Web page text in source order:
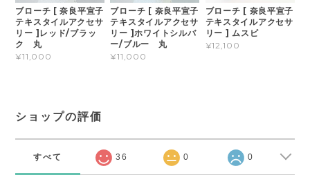
ブローチ [ 奈良平宣子
テキスタイルアクセサ
リー ]レッド/ブラッ
ク 丸
¥11,000
ブローチ [ 奈良平宣子
テキスタイルアクセサ
リー ]ホワイトシルバ
ー/ブルー 丸
¥11,000
ブローチ [ 奈良平宣子
テキスタイルアクセサ
リー ] ムスビ
¥12,100
ショップの評価
すべて 36 0 0